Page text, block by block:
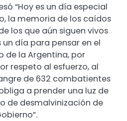
“Hoy es un día especial
la memoria de los caídos
los que aún siguen vivos
día para pensar en el
de la Argentina, por
respeto al esfuerzo, al
de 632 combatientes
a prender una luz de
de desmalvinización de